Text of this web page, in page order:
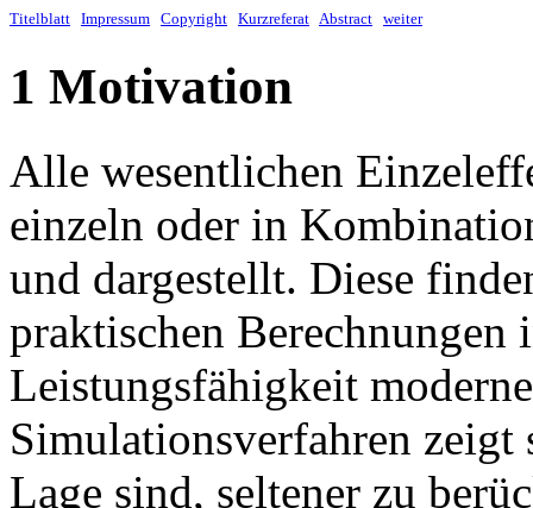
Titelblatt Impressum Copyright Kurzreferat Abstract weiter
1 Motivation
Alle wesentlichen
einzeln oder in
und dargestellt. Diese
praktischen
Leistungsfähigkeit
Simulationsverfahren zeigt
Lage sind, seltener zu